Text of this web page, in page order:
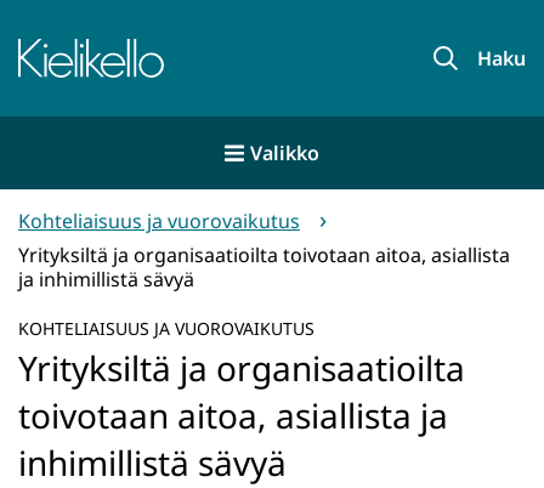
sisältöön
Etusivu Haku
Valikko
Kohteliaisuus ja vuorovaikutus
Yrityksiltä ja organisaatioilta toivotaan aitoa, asiallista
ja inhimillistä sävyä
KOHTELIAISUUS JA VUOROVAIKUTUS
Yrityksiltä ja organisaatioilta
toivotaan aitoa, asiallista ja
inhimillistä sävyä